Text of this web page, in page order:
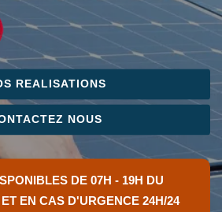
REALISATIONS
NOUS
DE 07H - 19H DU
EN CAS D'URGENCE 24H/24